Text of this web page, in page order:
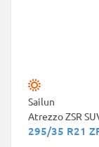
Sailun
Atrezzo ZSR
295/35 R21